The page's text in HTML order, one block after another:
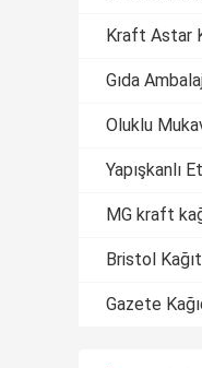
Kraft Astar
Gıda
Oluklu
Yapışkanlı
MG kraft
Bristol
Gazete